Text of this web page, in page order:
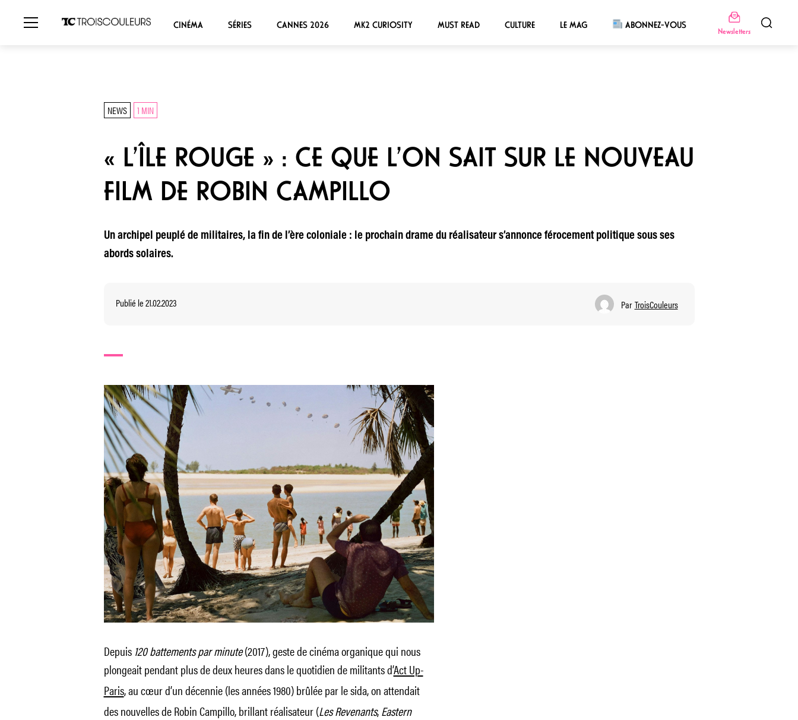
CINÉMA SÉRIES CANNES 2026 MK2 CURIOSITY MUST READ CULTURE LE MAG ABONNEZ-VOUS
Newsletters
NEWS 1 MIN
« L’ÎLE ROUGE » : CE QUE L’ON SAIT SUR LE NOUVEAU
FILM DE ROBIN CAMPILLO
Un archipel peuplé de militaires, la fin de l’ère coloniale : le prochain drame du réalisateur s’annonce férocement politique sous ses
abords solaires.
Publié le 21.02.2023 Par TroisCouleurs
Depuis 120 battements par minute(2017), geste de cinéma organique qui nous
plongeait pendant plus de deux heures dans le quotidien de militants d’Act Up-
Paris, au cœur d’un décennie (les années 1980) brûlée par le sida, on attendait
des nouvelles de Robin Campillo, brillant réalisateur (Les Revenants,Eastern